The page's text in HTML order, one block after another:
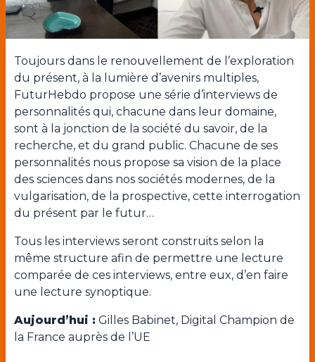
Toujours dans le renouvellement de l’exploration
du présent, à la lumière d’avenirs multiples,
FuturHebdo propose une série d’interviews de
personnalités qui, chacune dans leur domaine,
sont à la jonction de la société du savoir, de la
recherche, et du grand public. Chacune de ses
personnalités nous propose sa vision de la place
des sciences dans nos sociétés modernes, de la
vulgarisation, de la prospective, cette interrogation
du présent par le futur…
Tous les interviews seront construits selon la
même structure afin de permettre une lecture
comparée de ces interviews, entre eux, d’en faire
une lecture synoptique.
Aujourd’hui : Gilles Babinet, Digital Champion de
la France auprès de l’UE